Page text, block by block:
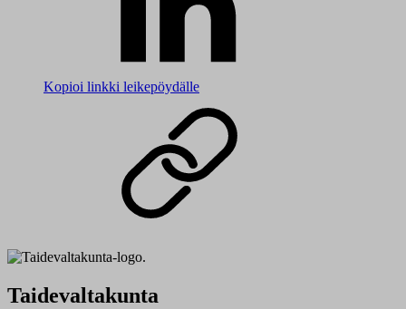
Kopioi linkki leikepöydälle
Taidevaltakunta